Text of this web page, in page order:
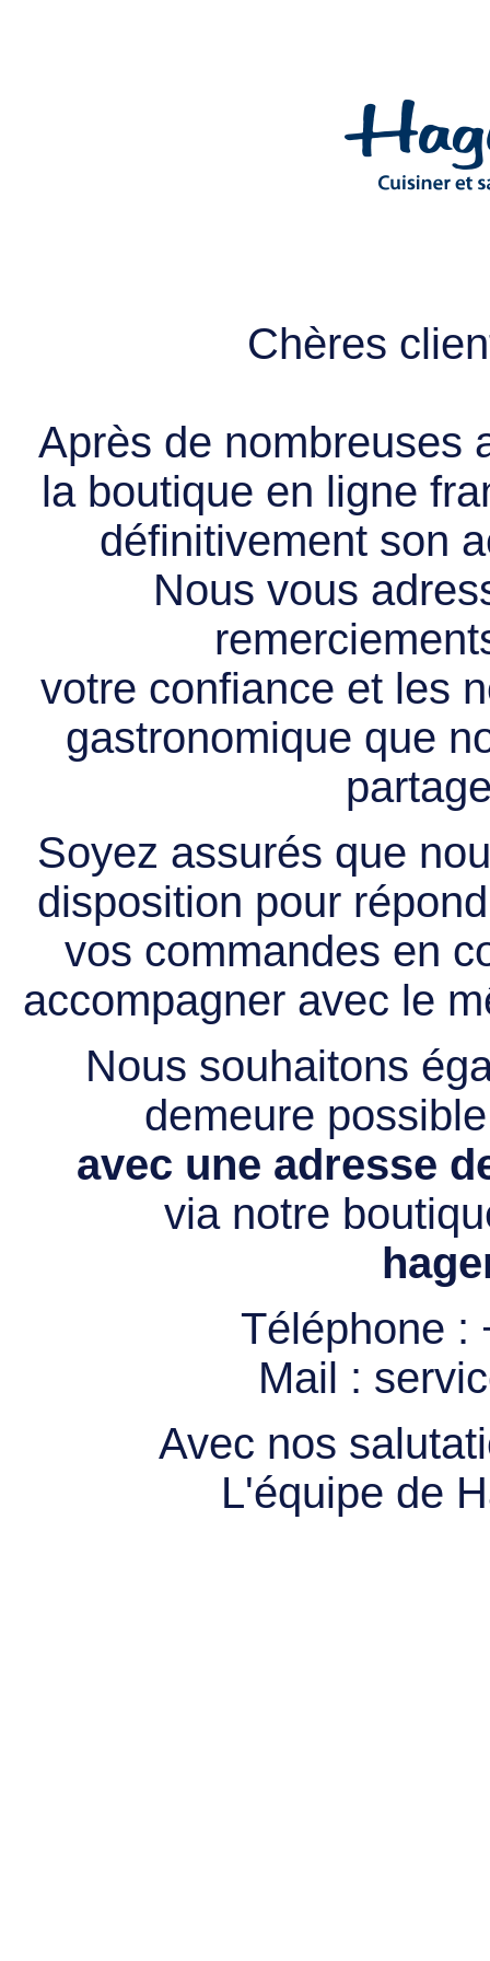
Chères
Après de nombreuses
la boutique en ligne
définitivement son
Nous vous
votre confiance et les
gastronomique que
Soyez assurés que
disposition pour
vos commandes en
accompagner avec le
Nous souhaitons
demeure
avec une adresse
via notre
Téléphone :
Mail :
Avec nos
L'équipe de